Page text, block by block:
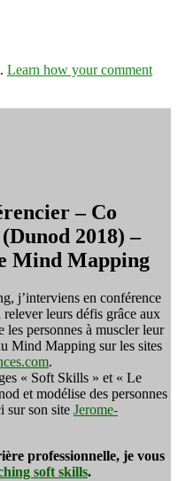
Learn how your comment
– Co
2018) –
Mind Mapping
j’interviens en conférence
leurs défis grâce aux
les personnes à muscler leur
Mind Mapping sur les sites
.
« Soft Skills » et « Le
et modélise des personnes
sur son site Jerome-
professionnelle, je vous
soft skills.